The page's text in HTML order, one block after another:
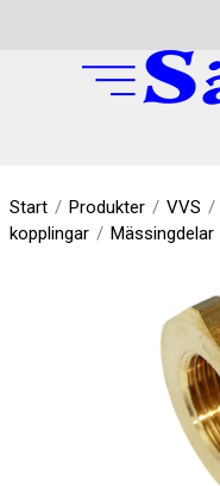
Start / Produkter / VVS /
kopplingar / Mässingdelar